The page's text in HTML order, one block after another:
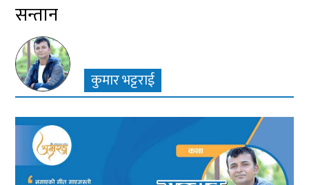
सन्तान
कुमार भट्टराई